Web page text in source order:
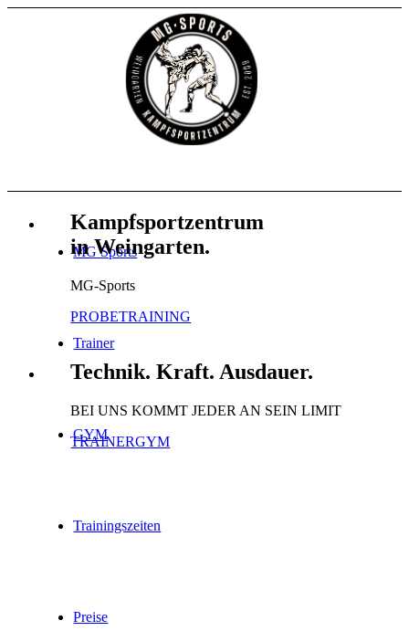
MG Sports
Trainer
GYM
Trainingszeiten
Preise
Kampfsportzentrum
in Weingarten.
MG-Sports
PROBETRAINING
Technik. Kraft. Ausdauer.
BEI UNS KOMMT JEDER AN SEIN LIMIT
TRAINERGYM